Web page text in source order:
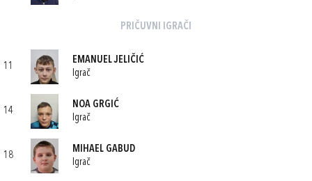
PRIČUVNI IGRAČI
11
EMANUEL JELIČIĆ
Igrač
14
NOA GRGIĆ
Igrač
18
MIHAEL GABUD
Igrač